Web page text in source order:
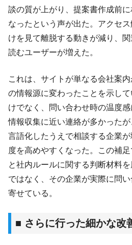
談の質が上がり、提案書作成前
なったという声が出た。アクセ
けを見て離脱する動きが減り、
読むユーザーが増えた。
これは、サイトが単なる会社案
の情報源に変わったことを示し
けでなく、問い合わせ時の温度
情報収集に近い連絡が多かった
言語化したうえで相談する企業
度を高めやすくなった。この補
と社内ルールに関する判断材料
ではなく、その企業が実際に問
寄せている。
■ さらに行った細かな改